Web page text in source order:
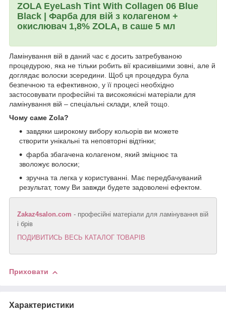
ZOLA EyeLash Tint With Collagen 06 Blue
Black | Фарба для вій з колагеном +
окислювач 1,8% ZOLA, в саше 5 мл
Ламінування вій в даний час є досить затребуваною
процедурою, яка не тільки робить вії красивішими зовні, але й
доглядає волоски зсередини. Щоб ця процедура була
безпечною та ефективною, у її процесі необхідно
застосовувати професійні та високоякісні матеріали для
ламінування вій – спеціальні склади, клей тощо.
Чому саме Zola?
завдяки широкому вибору кольорів ви можете
створити унікальні та неповторні відтінки;
фарба збагачена колагеном, який зміцнює та
зволожує волоски;
зручна та легка у користуванні. Має передбачуваний
результат, тому Ви завжди будете задоволені ефектом.
Zakaz4salon.com - професійні матеріали для ламінування вій
і брів
ПОДИВИТИСЬ ВЕСЬ КАТАЛОГ ТОВАРІВ
Приховати
Характеристики